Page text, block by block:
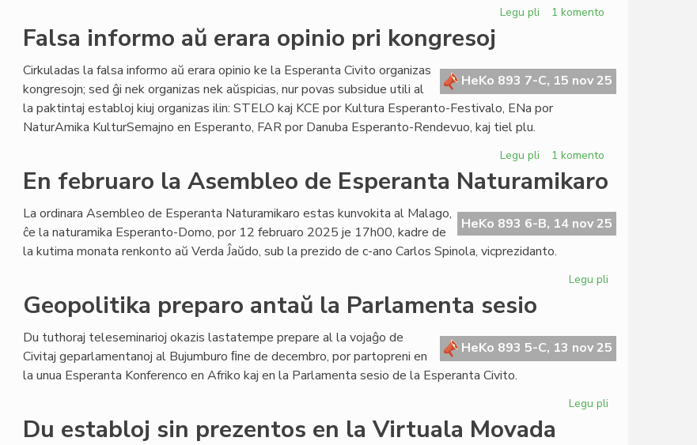
Legu pli
la
Parlamenton
al
1 komento
Falsa informo aŭ erara opinio pri kongresoj
HeKo 893 7-C, 15 nov 25
Cirkuladas la falsa informo aŭ erara opinio ke la Esperanta Civito organizas
kongresojn; sed ĝi nek organizas nek aŭspicias, nur povas subsidue utili al
la paktintaj establoj kiuj organizas ilin: STELO kaj KCE por Kultura Esperanto-Festivalo, ENa por
NaturAmika KulturSemajno en Esperanto, FAR por Danuba Esperanto-Rendevuo, kaj tiel plu.
Legu pli
Falsa
informo
erara
opinio
pri
kongresoj
1 komento
En februaro la Asembleo de Esperanta Naturamikaro
HeKo 893 6-B, 14 nov 25
La ordinara Asembleo de Esperanta Naturamikaro estas kunvokita al Malago,
ĉe la naturamika Esperanto-Domo, por 12 februaro 2025 je 17h00, kadre de
la kutima monata renkonto aŭ Verda Ĵaŭdo, sub la prezido de c-ano Carlos Spinola, vicprezidanto.
Legu pli
Asembleo
de
Geopolitika preparo antaŭ la Parlamenta sesio
HeKo 893 5-C, 13 nov 25
Du tuthoraj teleseminarioj okazis lastatempe prepare al la vojaĝo de
Civitaj geparlamentanoj al Bujumburo ﬁne de decembro, por partopreni en
la unua Esperanta Konferenco en Afriko kaj en la Parlamenta sesio de la Esperanta Civito.
Legu pli
Du establoj sin prezentos en la Virtuala Movada